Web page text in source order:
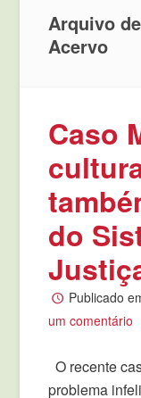
Arquivo
Acervo
Caso
do
Publicado
um comentário
O recente
problema